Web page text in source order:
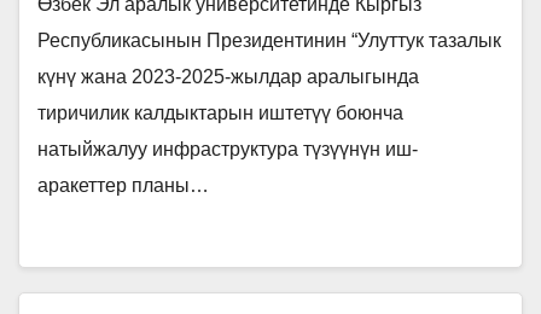
Өзбек Эл аралык университетинде Кыргыз
Республикасынын Президентинин “Улуттук тазалык
күнү жана 2023-2025-жылдар аралыгында
тиричилик калдыктарын иштетүү боюнча
натыйжалуу инфраструктура түзүүнүн иш-
аракеттер планы…